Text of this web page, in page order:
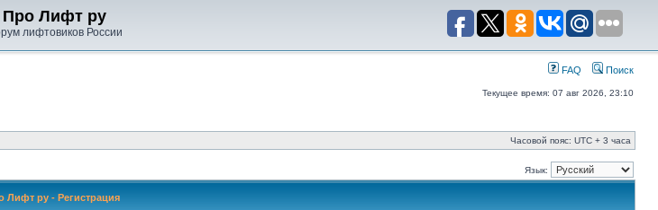
Про Лифт ру
лифтовиков России
FAQ Поиск
Текущее время: 07 авг 2026, 23:10
Часовой пояс: UTC + 3 часа
Язык:
Лифт ру - Регистрация